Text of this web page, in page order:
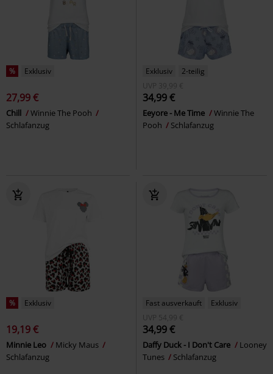
% Exklusiv
27,99 €
Chill
Winnie The Pooh
Schlafanzug
Exklusiv
2-teilig
UVP
39,99 €
34,99 €
Eeyore - Me Time
Winnie The
Pooh
Schlafanzug
% Exklusiv
19,19 €
Minnie Leo
Micky Maus
Schlafanzug
Fast ausverkauft
Exklusiv
UVP
54,99 €
34,99 €
Daffy Duck - I Don't Care
Looney
Tunes
Schlafanzug